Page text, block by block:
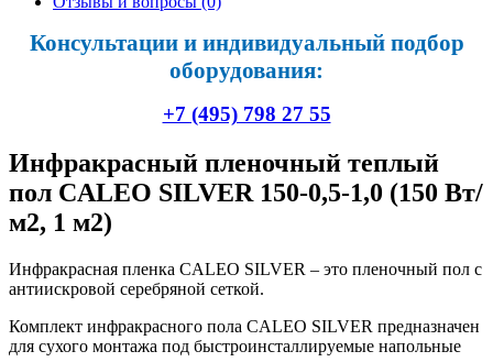
Консультации и индивидуальный подбор
оборудования:
+7 (495) 798 27 55
Инфракрасный пленочный теплый
пол CALEO SILVER 150-0,5-1,0 (150 Вт/
м2, 1 м2)
Инфракрасная пленка CALEO SILVER – это пленочный пол с
антиискровой серебряной сеткой.
Комплект инфракрасного пола CALEO SILVER предназначен
для сухого монтажа под быстроинсталлируемые напольные